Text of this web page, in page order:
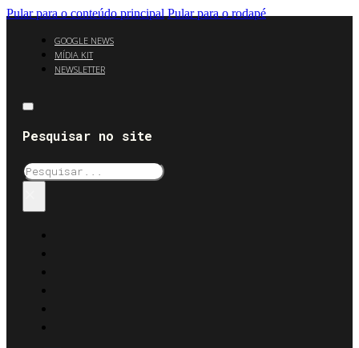
Pular para o conteúdo principal Pular para o rodapé
GOOGLE NEWS
MÍDIA KIT
NEWSLETTER
Pesquisar no site
Pesquisar